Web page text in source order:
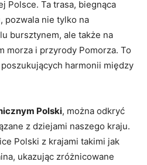
Polsce. Ta trasa, biegnąca
pozwala‍ nie‌ tylko na
bursztynem, ale także na
morza i przyrody Pomorza. To​
harmonii między
Polski, ⁤można odkryć ​
z dziejami naszego kraju.
​Polski z krajami ⁣takimi jak
ukazując ​zróżnicowane